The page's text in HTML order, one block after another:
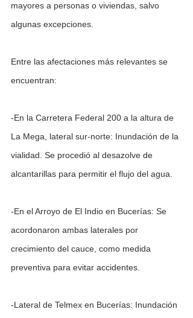
mayores a personas o viviendas, salvo
algunas excepciones.
Entre las afectaciones más relevantes se
encuentran:
-En la Carretera Federal 200 a la altura de
La Mega, lateral sur-norte: Inundación de la
vialidad. Se procedió al desazolve de
alcantarillas para permitir el flujo del agua.
-En el Arroyo de El Indio en Bucerías: Se
acordonaron ambas laterales por
crecimiento del cauce, como medida
preventiva para evitar accidentes.
-Lateral de Telmex en Bucerías: Inundación